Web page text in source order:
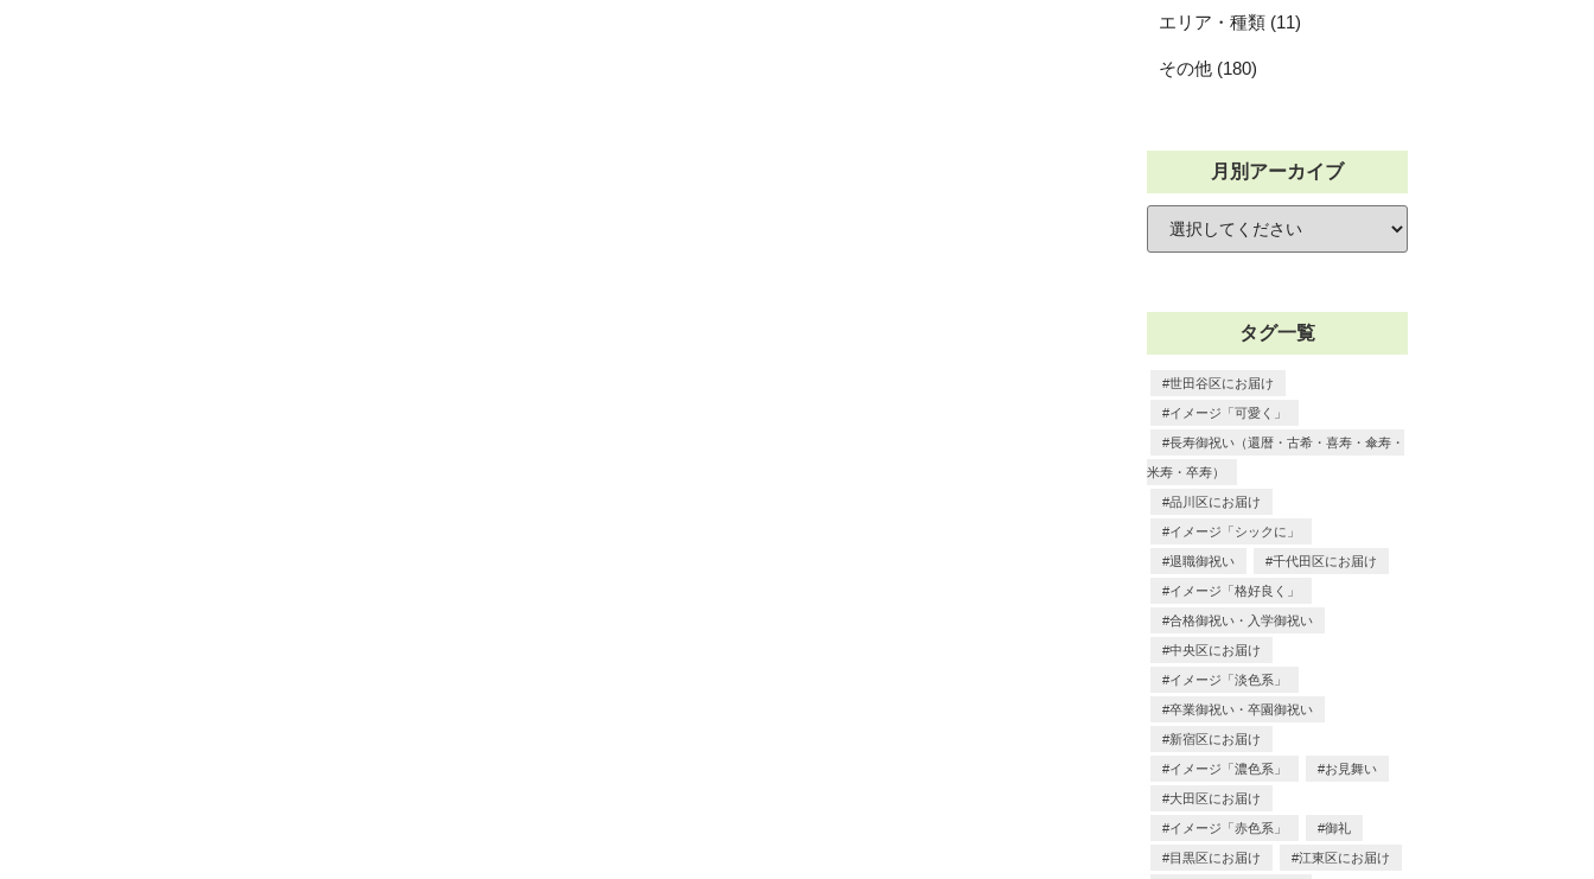
エリア・種類 (11)
その他 (180)
月別アーカイブ
タグ一覧
世田谷区にお届け
イメージ「可愛く」
長寿御祝い（還暦・古希・喜寿・傘寿・
米寿・卒寿）
品川区にお届け
イメージ「シックに」
退職御祝い 千代田区にお届け
イメージ「格好良く」
合格御祝い・入学御祝い
中央区にお届け
イメージ「淡色系」
卒業御祝い・卒園御祝い
新宿区にお届け
イメージ「濃色系」 お見舞い
大田区にお届け
イメージ「赤色系」 御礼
目黒区にお届け 江東区にお届け